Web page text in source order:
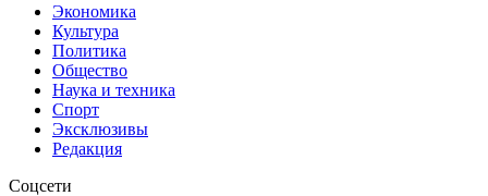
Экономика
Культура
Политика
Общество
Наука и техника
Спорт
Эксклюзивы
Редакция
Соцсети